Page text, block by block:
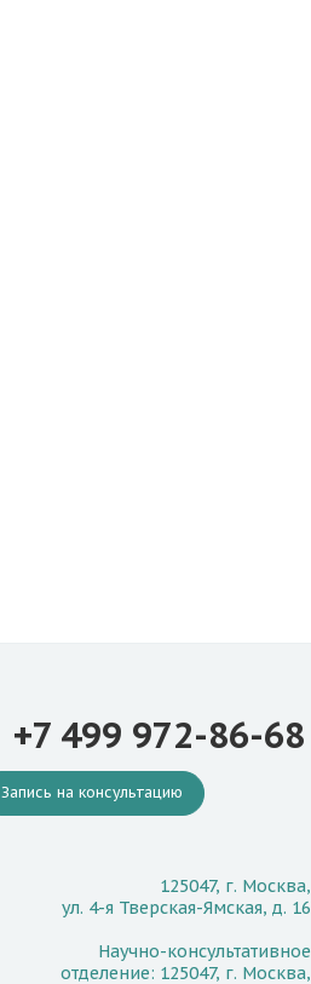
+7 499 972-86-68
Запись на консультацию
125047, г. Москва,
ул. 4-я Тверская-Ямская, д. 16
Научно-консультативное
отделение: 125047, г. Москва,